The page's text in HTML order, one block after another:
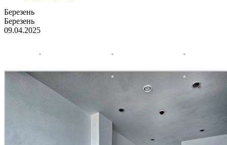
Березень
Березень
09.04.2025